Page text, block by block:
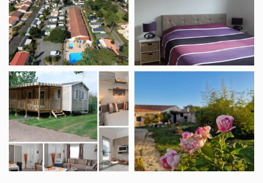
Pinède
Camping
Les
Mizottes
FRISE